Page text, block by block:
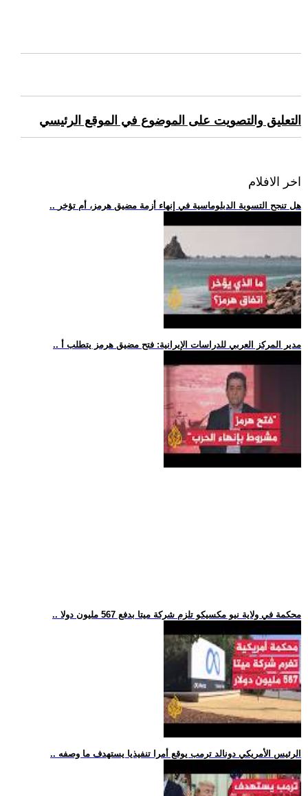
التعليق والتصويت على الموضوع في الموقع الرئيسي
اخر الافلام
.. هل تنجح التسوية الدبلوماسية في إنهاء أزمة مضيق هرمز، أم تؤخر
.. مدير المركز العربي للدراسات الإيرانية: فتح مضيق هرمز يتطلب أ
.. محكمة في ولاية نيو مكسيكو تلزم شركة ميتا بدفع 567 مليون دولا
.. الرئيس الأمريكي دونالد ترمب يوقع أمرا تنفيذيا يستهدف ما وصفه